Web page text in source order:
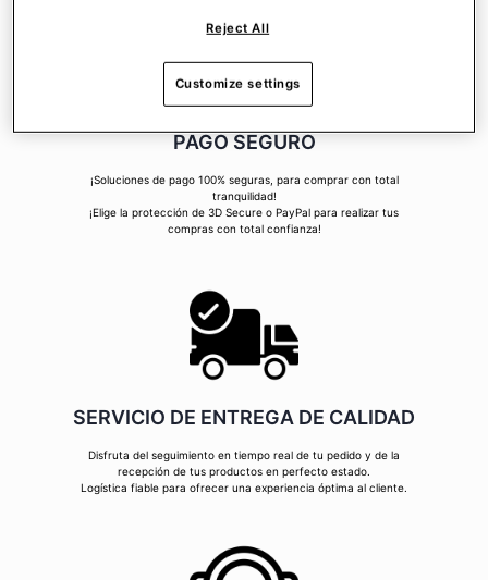
PAGO SEGURO
¡Soluciones de pago 100% seguras, para comprar con total
tranquilidad!
¡Elige la protección de 3D Secure o PayPal para realizar tus
compras con total confianza!
SERVICIO DE ENTREGA DE CALIDAD
Disfruta del seguimiento en tiempo real de tu pedido y de la
recepción de tus productos en perfecto estado.
Logística fiable para ofrecer una experiencia óptima al cliente.
Reject All
Customize settings